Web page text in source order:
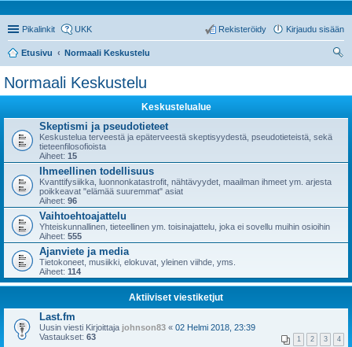
Pikalinkit UKK Kirjaudu sisään
Rekisteröidy
Etusivu
Normaali Keskustelu
Normaali Keskustelu
Keskustelualue
Skeptismi ja pseudotieteet
Keskustelua terveestä ja epäterveestä skeptisyydestä, pseudotieteistä, sekä
tieteenfilosofioista
Aiheet: 15
Ihmeellinen todellisuus
Kvanttifysiikka, luonnonkatastrofit, nähtävyydet, maailman ihmeet ym. arjesta
poikkeavat "elämää suuremmat" asiat
Aiheet: 96
Vaihtoehtoajattelu
Yhteiskunnallinen, tieteellinen ym. toisinajattelu, joka ei sovellu muihin osioihin
Aiheet: 555
Ajanviete ja media
Tietokoneet, musiikki, elokuvat, yleinen viihde, yms.
Aiheet: 114
Aktiiviset viestiketjut
Last.fm
Uusin viesti Kirjoittaja johnson83 « 02 Helmi 2018, 23:39
Vastaukset: 63 1 2 3 4